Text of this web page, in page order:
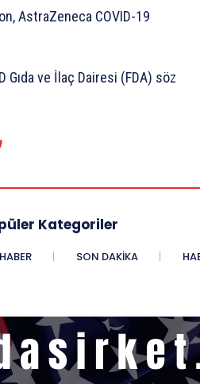
Gıda ve İlaç Dairesi (FDA) söz
Kategoriler
SON DAKIKA